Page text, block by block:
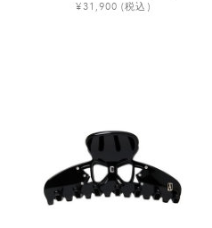
¥31,900 (税込)